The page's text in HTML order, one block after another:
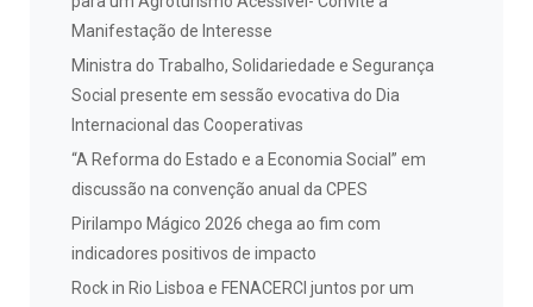
Manifestação de Interesse
Ministra do Trabalho, Solidariedade e Segurança
Social presente em sessão evocativa do Dia
Internacional das Cooperativas
“A Reforma do Estado e a Economia Social” em
discussão na convenção anual da CPES
Pirilampo Mágico 2026 chega ao fim com
indicadores positivos de impacto
Rock in Rio Lisboa e FENACERCI juntos por um